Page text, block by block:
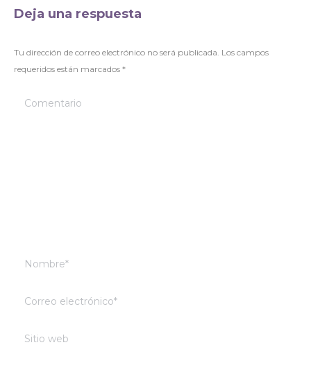
Deja una respuesta
Tu dirección de correo electrónico no será publicada. Los campos
requeridos están marcados *
Comentario
Nombre *
Correo electrónico *
Sitio web